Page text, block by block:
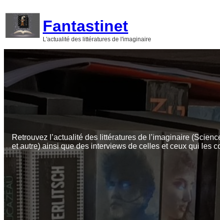
contenu
Fantastinet
L'actualité des littératures de l'imaginaire
Retrouvez l’actualité des littératures de l’imaginaire
et autre) ainsi que des interviews de celles et ceux qui les